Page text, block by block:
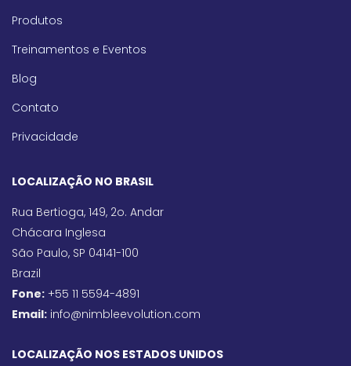
Produtos
Treinamentos e Eventos
Blog
Contato
Privacidade
LOCALIZAÇÃO NO BRASIL
Rua Bertioga, 149, 2o. Andar
Chácara Inglesa
São Paulo, SP 04141-100
Brazil
Fone: +55 11 5594-4891
Email: info@nimbleevolution.com
LOCALIZAÇÃO NOS ESTADOS UNIDOS